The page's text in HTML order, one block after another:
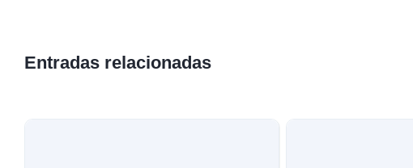
Entradas relacionadas